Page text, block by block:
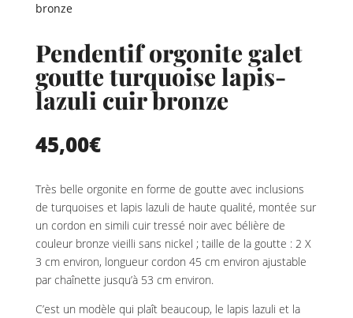
bronze
Pendentif orgonite galet
goutte turquoise lapis-
lazuli cuir bronze
45,00€
Très belle orgonite en forme de goutte avec inclusions
de turquoises et lapis lazuli de haute qualité, montée sur
un cordon en simili cuir tressé noir avec bélière de
couleur bronze vieilli sans nickel ; taille de la goutte : 2 X
3 cm environ, longueur cordon 45 cm environ ajustable
par chaînette jusqu’à 53 cm environ.
C’est un modèle qui plaît beaucoup, le lapis lazuli et la